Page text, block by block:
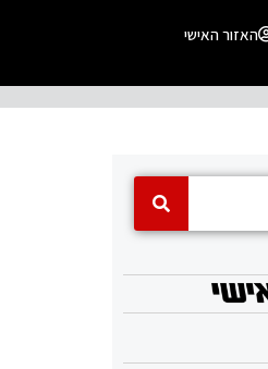
האזור האישי